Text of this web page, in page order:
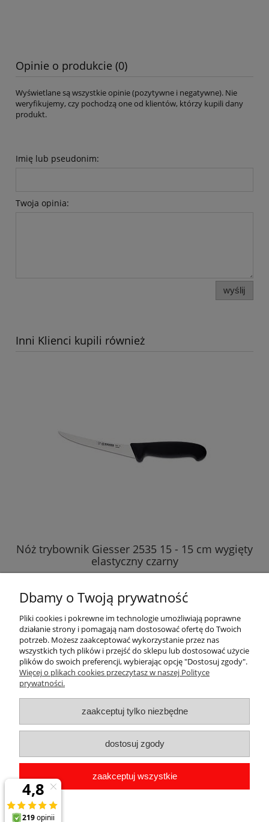
Opinie o produkcie (0)
Wyświetlane są wszystkie opinie (pozytywne i negatywne). Nie
weryfikujemy, czy pochodzą one od klientów, którzy kupili dany
produkt.
Imię lub pseudonim:
Twoja opinia:
wyślij
Inni Klienci kupili również
Nóż trybownik Giesser 2535 15 - 15 cm wygięty
elastyczny czarny
44,00 zł
do koszyka
Pomoc
Dostawa
Moje konto
Gwarancja i zwroty
O firmie
Dbamy o Twoją prywatność
Pliki cookies i pokrewne im technologie umożliwiają poprawne
działanie strony i pomagają nam dostosować ofertę do Twoich
potrzeb. Możesz zaakceptować wykorzystanie przez nas
wszystkich tych plików i przejść do sklepu lub dostosować użycie
plików do swoich preferencji, wybierając opcję "Dostosuj zgody".
Więcej o plikach cookies przeczytasz w naszej Polityce
prywatności.
zaakceptuj tylko niezbędne
dostosuj zgody
zaakceptuj wszystkie